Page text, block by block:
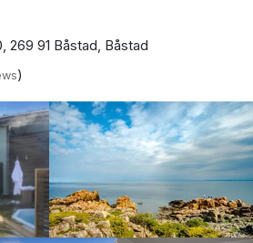
269 91 Båstad, Båstad
)